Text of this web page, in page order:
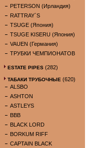
PETERSON (Ирландия)
RATTRAY`S
TSUGE (Япония)
TSUGE KISERU (Япония)
VAUEN (Германия)
ТРУБКИ ЧЕМПИОНАТОВ
ESTATE PIPES (282)
ТАБАКИ ТРУБОЧНЫЕ (620)
ALSBO
ASHTON
ASTLEYS
BBB
BLACK LORD
BORKUM RIFF
CAPTAIN BLACK